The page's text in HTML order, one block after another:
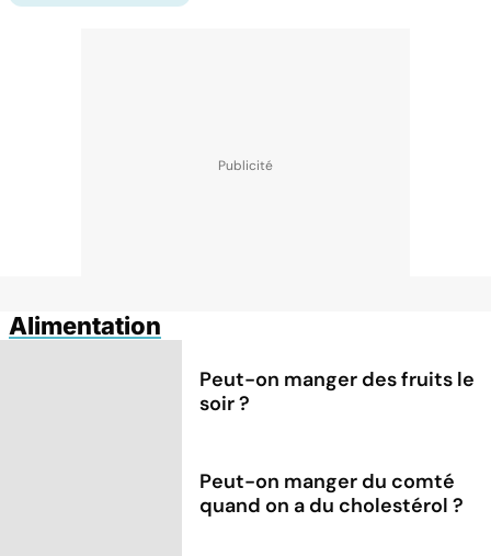
Alimentation
Peut-on manger des fruits le
soir ?
Peut-on manger du comté
quand on a du cholestérol ?